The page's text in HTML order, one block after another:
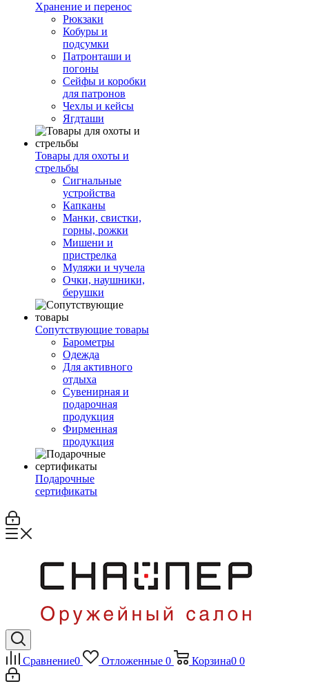
Хранение и перенос
Рюкзаки
Кобуры и
подсумки
Патронташи и
погоны
Сейфы и коробки
для патронов
Чехлы и кейсы
Ягдташи
Товары для охоты и
стрельбы
Сигнальные
устройства
Капканы
Манки, свистки,
горны, рожки
Мишени и
пристрелка
Муляжи и чучела
Очки, наушники,
берушки
Сопутствующие товары
Барометры
Одежда
Для активного
отдыха
Сувенирная и
подарочная
продукция
Фирменная
продукция
Подарочные
сертификаты
Сравнение0 Отложенные 0 Корзина0 0